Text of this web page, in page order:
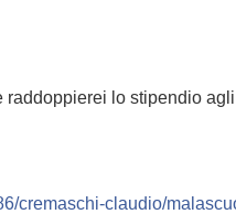
raddoppierei lo stipendio agli
cremaschi-claudio/